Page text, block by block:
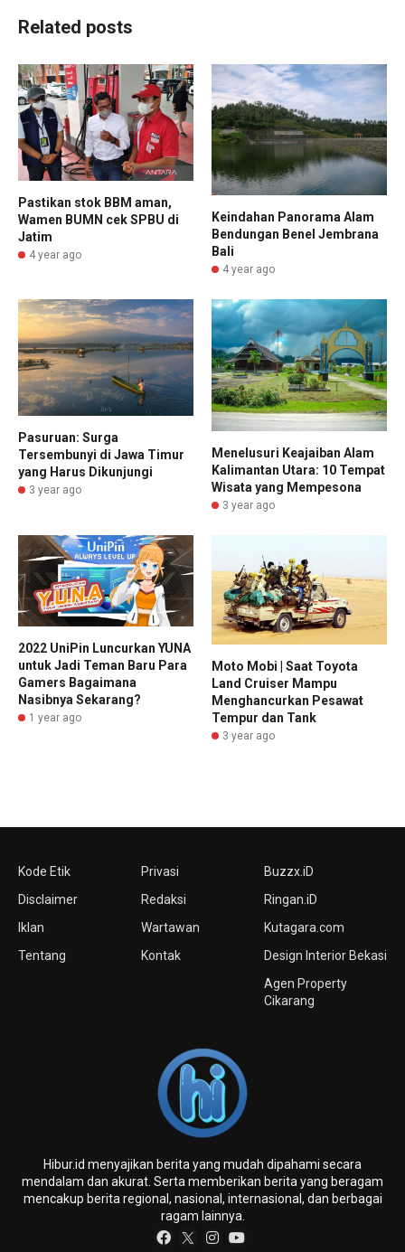
Related posts
Pastikan stok BBM aman,
Wamen BUMN cek SPBU di
Jatim
4 year ago
Keindahan Panorama Alam
Bendungan Benel Jembrana
Bali
4 year ago
Pasuruan: Surga
Tersembunyi di Jawa Timur
yang Harus Dikunjungi
3 year ago
Menelusuri Keajaiban Alam
Kalimantan Utara: 10 Tempat
Wisata yang Mempesona
3 year ago
2022 UniPin Luncurkan YUNA
untuk Jadi Teman Baru Para
Gamers Bagaimana
Nasibnya Sekarang?
1 year ago
Moto Mobi | Saat Toyota
Land Cruiser Mampu
Menghancurkan Pesawat
Tempur dan Tank
3 year ago
Kode Etik
Disclaimer
Iklan
Tentang
Privasi
Redaksi
Wartawan
Kontak
Buzzx.iD
Ringan.iD
Kutagara.com
Design Interior Bekasi
Agen Property
Cikarang
Hibur.id menyajikan berita yang mudah dipahami secara
mendalam dan akurat. Serta memberikan berita yang beragam
mencakup berita regional, nasional, internasional, dan berbagai
ragam lainnya.